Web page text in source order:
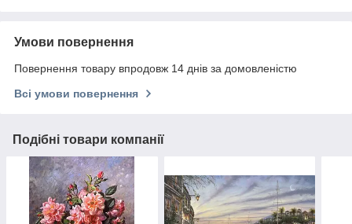
Умови повернення
Повернення товару впродовж 14 днів за домовленістю
Всі умови повернення
Подібні товари компанії